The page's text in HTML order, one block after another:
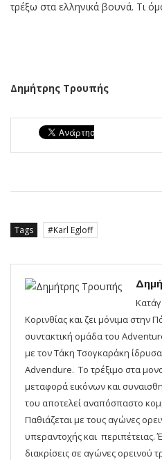
τρέξω στα ελληνικά βουνά. Τι
Δημήτρης Τρουπής
Tags Karl Egloff
Κορινθίας και ζει μόνιμα στην
συντακτική ομάδα του
με τον Τάκη Τσογκαράκη
Advendure. Το τρέξιμο στα
μεταφορά εικόνων και
του αποτελεί αναπόσπαστο
Παθιάζεται με τους αγώνες
υπεραντοχής και περιπέτειας.
διακρίσεις σε αγώνες ορεινού